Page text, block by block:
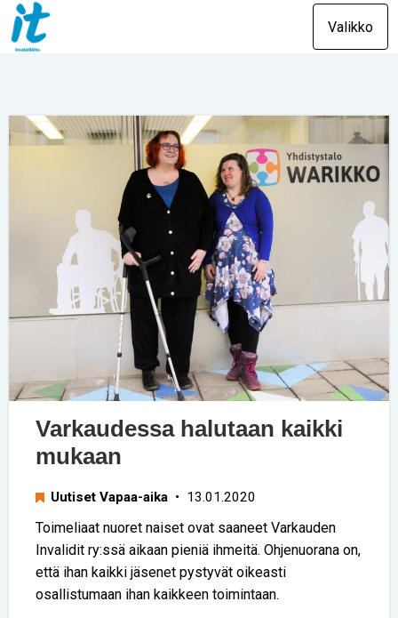
Valikko
Varkaudessa halutaan kaikki
mukaan
Uutiset Vapaa-aika • 13.01.2020
Toimeliaat nuoret naiset ovat saaneet Varkauden
Invalidit ry:ssä aikaan pieniä ihmeitä. Ohjenuorana on,
että ihan kaikki jäsenet pystyvät oikeasti
osallistumaan ihan kaikkeen toimintaan.